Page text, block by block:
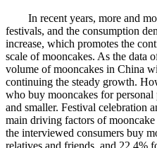
In recent years, more and
festivals, and the consumption
increase, which promotes the
scale of mooncakes. As the data
volume of mooncakes in China
continuing the steady growth.
who buy mooncakes for
and smaller. Festival celebration
main driving factors of
the interviewed consumers buy